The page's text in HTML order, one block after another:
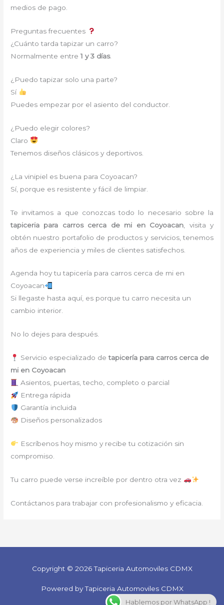
medios de pago.
Preguntas frecuentes
¿Cuánto tarda tapizar un carro?
Normalmente entre1 y 3 días.
¿Puedo tapizar solo una parte?
Sí
Puedes empezar por el asiento del conductor.
¿Puedo elegir colores?
Claro
Tenemos diseños clásicos y deportivos.
¿La vinipiel es buena para Coyoacan?
Sí, porque es resistente y fácil de limpiar.
Te invitamos a que conozcas todo lo necesario sobre la
tapiceria para carros cerca de mi en Coyoacan , visita y
obtén nuestro portafolio de productos y servicios, tenemos
años de experiencia y miles de clientes satisfechos.
Agenda hoy tu tapicería para carros cerca de mi en
Coyoacan
Si llegaste hasta aquí, es porque tu carro necesita un
cambio interior.
No lo dejes para después.
Servicio especializado detapicería para carros cerca de
mi en Coyoacan
Asientos, puertas, techo, completo o parcial
Entrega rápida
Garantía incluida
Diseños personalizados
Escríbenos hoy mismo y recibe tu cotización sin
compromiso.
Tu carro puede verse increíble por dentro otra vez
Contáctanos para trabajar con profesionalismo y eficacia.
Copyright © 2026 Tapiceria Automoviles CDMX
Powered by Tapiceria Automoviles CDMX
Hablemos por WhatsApp !